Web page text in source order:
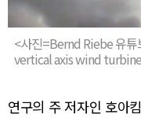
<사진=Bernd Riebe 유
vertical axis wind
연구의 주 저자인 호아